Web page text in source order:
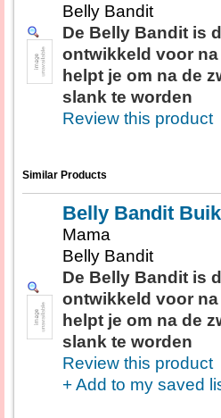
Belly Bandit
De Belly Bandit is
ontwikkeld voor
helpt je om na de
slank te worden
Review this product
Similar Products
Belly Bandit
Mama
Belly Bandit
De Belly Bandit is
ontwikkeld voor
helpt je om na de
slank te worden
Review this product
+ Add to my saved